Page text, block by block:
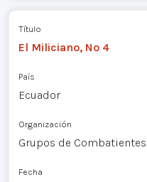
Título
El Miliciano, Nº 4
País
Ecuador
Organización
Grupos de Combatientes
Fecha